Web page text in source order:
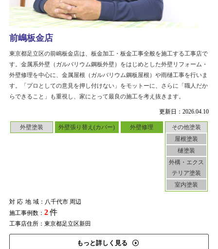
更新日：2026.04.10
外壁塗装 外壁張り替え(カバー) 外壁修理
その他塗装
屋根塗装
樋塗装
外構・エクス
テリア塗装
室内塗装
対応地域：八千代市 周辺
施工事例数： 2件
工事店住所：東京都足立区新田
もっと詳しく見る
前嶋板金店
東京都足立区の前嶋板金店は、板金加工・板金工事全般を施工する工事店で
す。金属系外壁（ガルバリウム鋼板外壁）をはじめとした外壁リフォーム・
外壁修理を中心に、金属屋根（ガルバリウム鋼板屋根）や雨樋工事を行いま
す。「プロとしての意見を押し付けない」をモットーに、さらに「職人だか
らできること」も重視し、家にとって最良の施工を考え抜きます。